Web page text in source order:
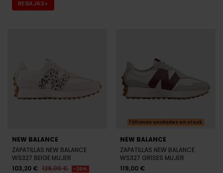
REBAJAS+
NEW BALANCE
ZAPATILLAS NEW BALANCE
WS327 BEIGE MUJER
103,20 € 129,00 € -20%
Últimas unidades en stock
NEW BALANCE
ZAPATILLAS NEW BALANCE
WS327 GRISES MUJER
119,00 €